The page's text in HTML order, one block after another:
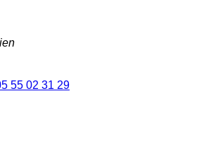
55 02 31 29